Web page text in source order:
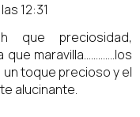
12:31
que preciosidad,
maravilla.............los
toque precioso y el
alucinante.